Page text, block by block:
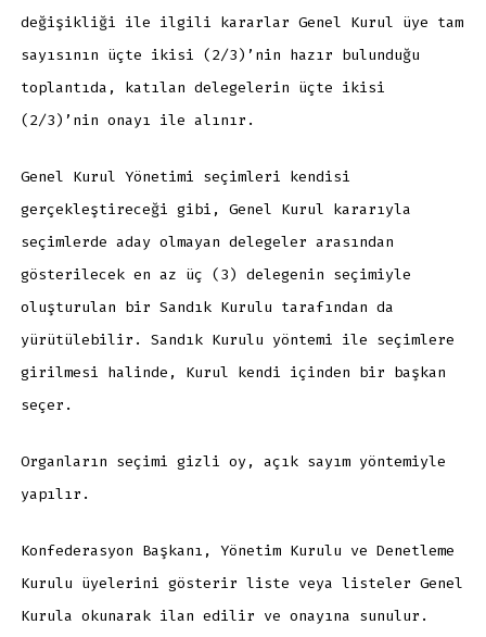
değişikliği ile ilgili kararlar Genel Kurul üye tam
sayısının üçte ikisi (2/3)’nin hazır bulunduğu
toplantıda, katılan delegelerin üçte ikisi
(2/3)’nin onayı ile alınır.
Genel Kurul Yönetimi seçimleri kendisi
gerçekleştireceği gibi, Genel Kurul kararıyla
seçimlerde aday olmayan delegeler arasından
gösterilecek en az üç (3) delegenin seçimiyle
oluşturulan bir Sandık Kurulu tarafından da
yürütülebilir. Sandık Kurulu yöntemi ile seçimlere
girilmesi halinde, Kurul kendi içinden bir başkan
seçer.
Organların seçimi gizli oy, açık sayım yöntemiyle
yapılır.
Konfederasyon Başkanı, Yönetim Kurulu ve Denetleme
Kurulu üyelerini gösterir liste veya listeler Genel
Kurula okunarak ilan edilir ve onayına sunulur.